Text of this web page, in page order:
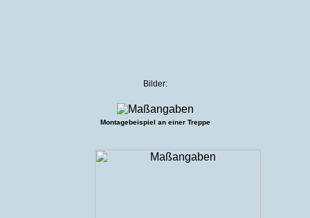
Bilder:
Montagebeispiel an einer Treppe